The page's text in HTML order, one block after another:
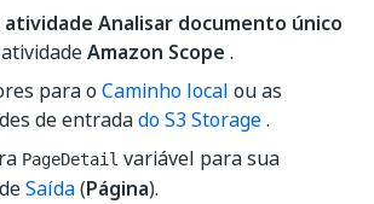
atividade Analisar documento único
Amazon Scope .
para o Caminho local ou as
de entradado S3 Storage.
PageDetail variável para sua
Saída(Página).